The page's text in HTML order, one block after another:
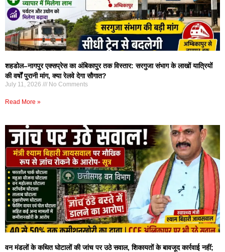
शहडोल–नागपुर एक्सप्रेस का अंबिकापुर तक विस्तार: सरगुजा संभाग के लाखों यात्रियों
की वर्षों पुरानी मांग, क्या रेलवे देगा सौगात?
July 11, 2026 No Comments
Read More »
वन मंडलों के कथित घोटालों की जांच पर उठे सवाल, शिकायतों के बावजूद कार्रवाई नहीं;